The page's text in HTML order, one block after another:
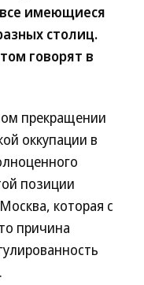
имеющиеся
столиц.
говорят в
прекращении
оккупации в
позиции
которая с
причина